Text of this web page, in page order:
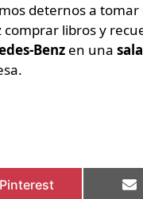
deternos a tomar
libros y
Benz en una
Pinterest